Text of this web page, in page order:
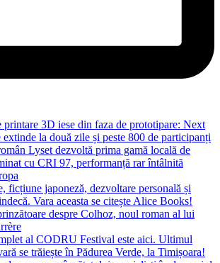
printare 3D iese din faza de prototipare: Next
la două zile și peste 800 de participanți
Lyset dezvoltă prima gamă locală de
cu CRI 97, performanță rar întâlnită
ficțiune japoneză, dezvoltare personală și
Vara aceasta se citește Alice Books!
despre Colhoz, noul roman al lui
al CODRU Festival este aici. Ultimul
se trăiește în Pădurea Verde, la Timișoara!